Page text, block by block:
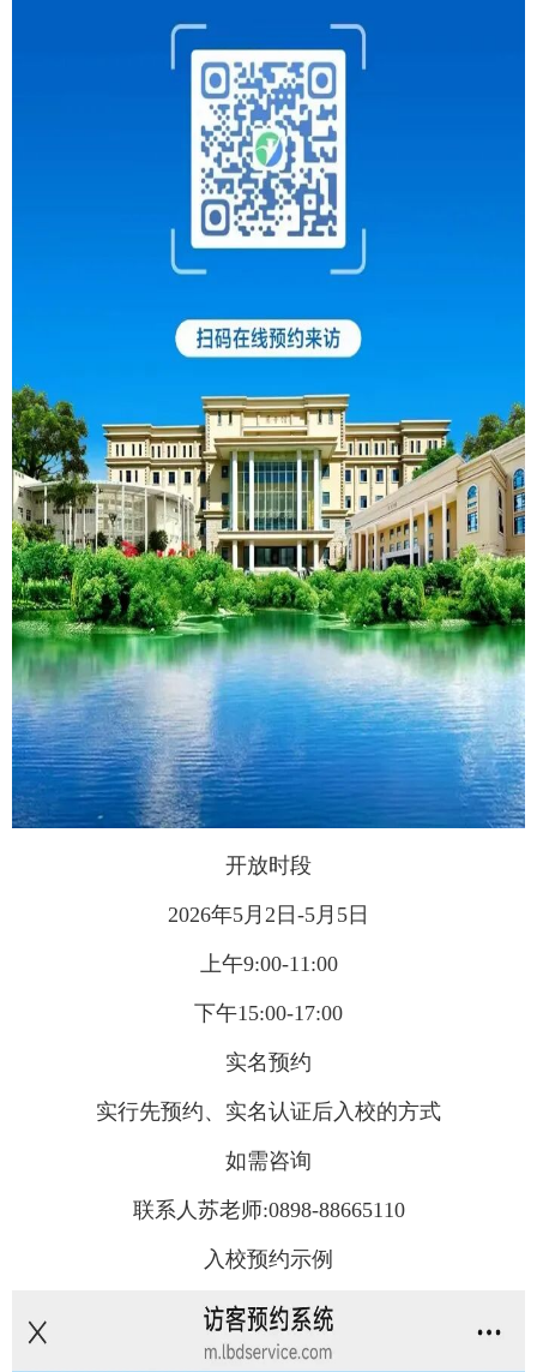
开放时段
2026年5月2日-5月5日
上午9:00-11:00
下午15:00-17:00
实名预约
实行先预约、实名认证后入校的方式
如需咨询
联系人苏老师:0898-88665110
入校预约示例